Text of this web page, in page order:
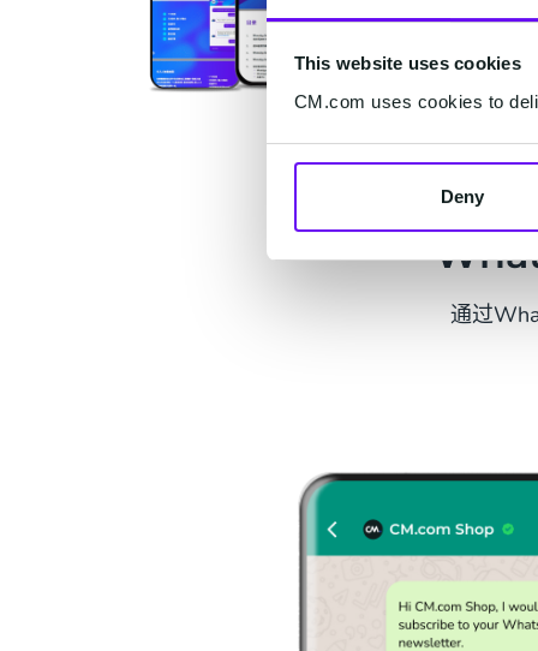
This website uses cookies
CM.com uses cookies to
Deny
通过